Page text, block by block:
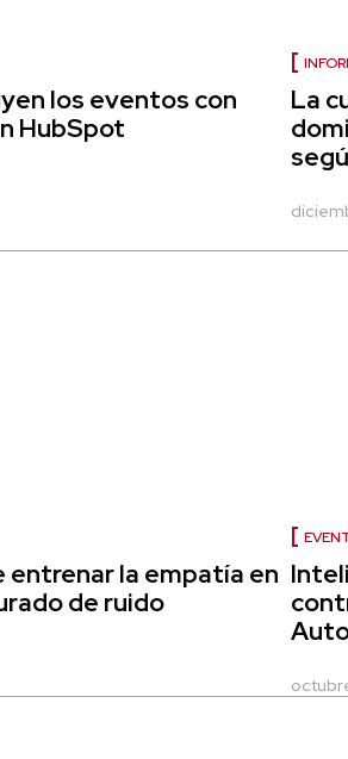
los eventos con
HubSpot
La
entrenar la empatía en
de ruido